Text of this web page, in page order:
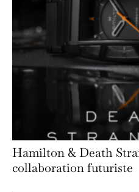
Hamilton & Death
collaboration futuriste